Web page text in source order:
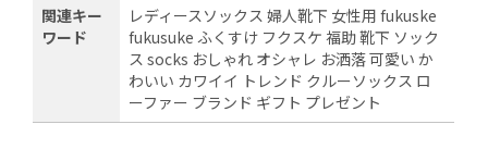
関連キー
ワード
レディースソックス 婦人靴下 女性用 fukuske
fukusuke ふくすけ フクスケ 福助 靴下 ソック
ス socks おしゃれ オシャレ お洒落 可愛い か
わいい カワイイ トレンド クルーソックス ロ
ーファー ブランド ギフト プレゼント